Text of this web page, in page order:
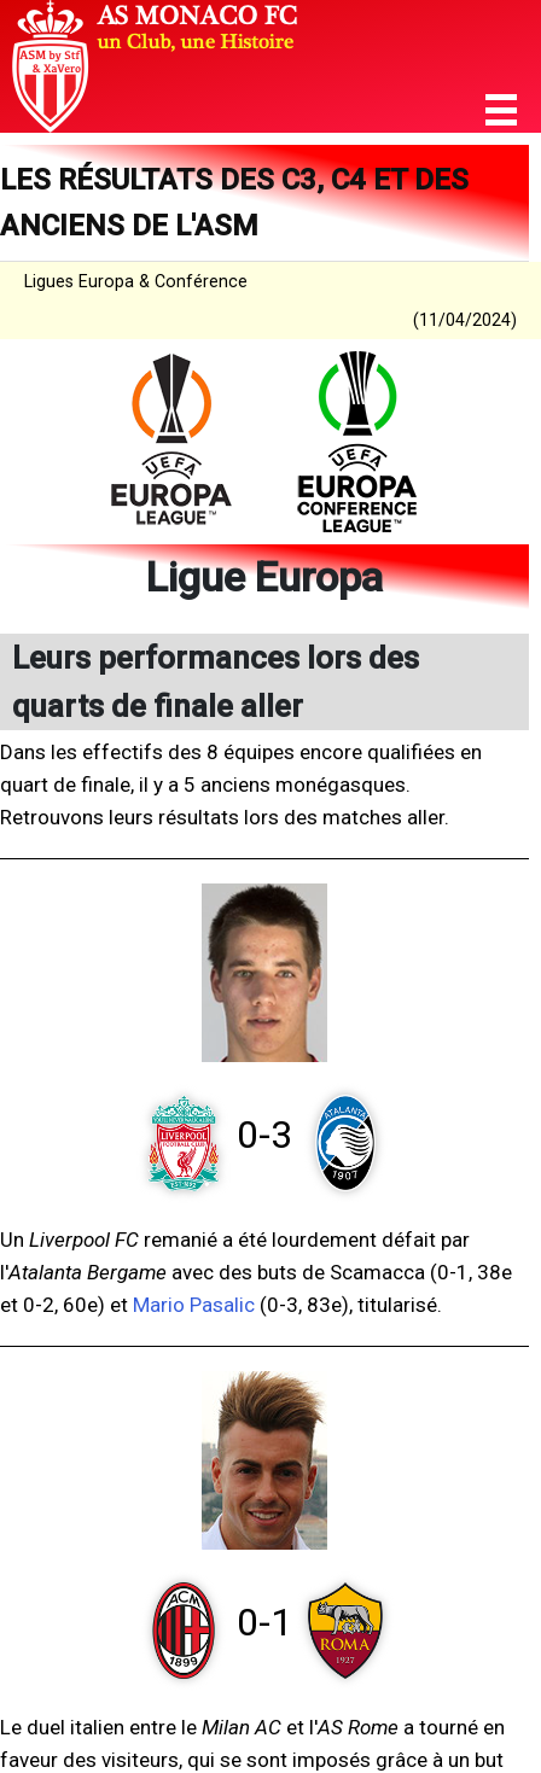
LES RÉSULTATS DES C3, C4 ET DES
ANCIENS DE L'ASM
Ligues Europa & Conférence
(11/04/2024)
Ligue Europa
Leurs performances lors des
quarts de finale aller
Dans les effectifs des 8 équipes encore qualifiées en
quart de finale, il y a 5 anciens monégasques.
Retrouvons leurs résultats lors des matches aller.
0-3
Un Liverpool FC remanié a été lourdement défait par
l'Atalanta Bergame avec des buts de Scamacca (0-1, 38e
et 0-2, 60e) et Mario Pasalic (0-3, 83e), titularisé.
0-1
Le duel italien entre le Milan AC et l'AS Rome a tourné en
faveur des visiteurs, qui se sont imposés grâce à un but